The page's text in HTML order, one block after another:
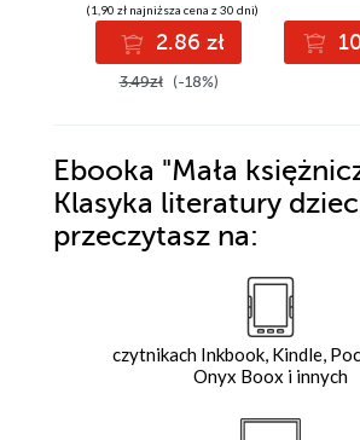
(1,90 zł najniższa cena z 30 dni)
2.86 zł
3.49zł (-18%)
Ebooka "Mała
Klasyka literatury
przeczytasz na:
czytnikach Inkbook, Kindle,
Onyx Boox i innych